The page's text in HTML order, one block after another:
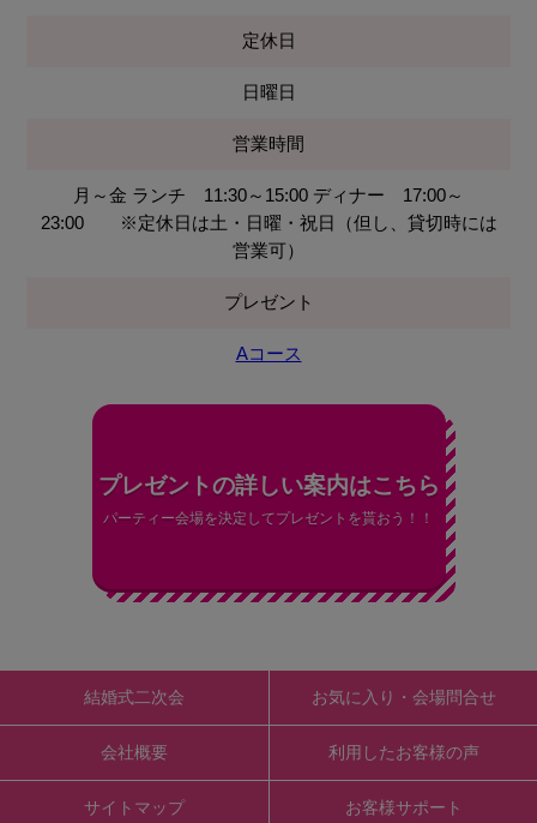
定休日
日曜日
営業時間
月～金 ランチ 11:30～15:00 ディナー 17:00～
23:00 ※定休日は土・日曜・祝日（但し、貸切時には
営業可）
プレゼント
Aコース
プレゼントの詳しい案内はこちら
パーティー会場を決定してプレゼントを貰おう！！
結婚式二次会
会社概要
サイトマップ
お気に入り・会場問合せ
利用したお客様の声
お客様サポート